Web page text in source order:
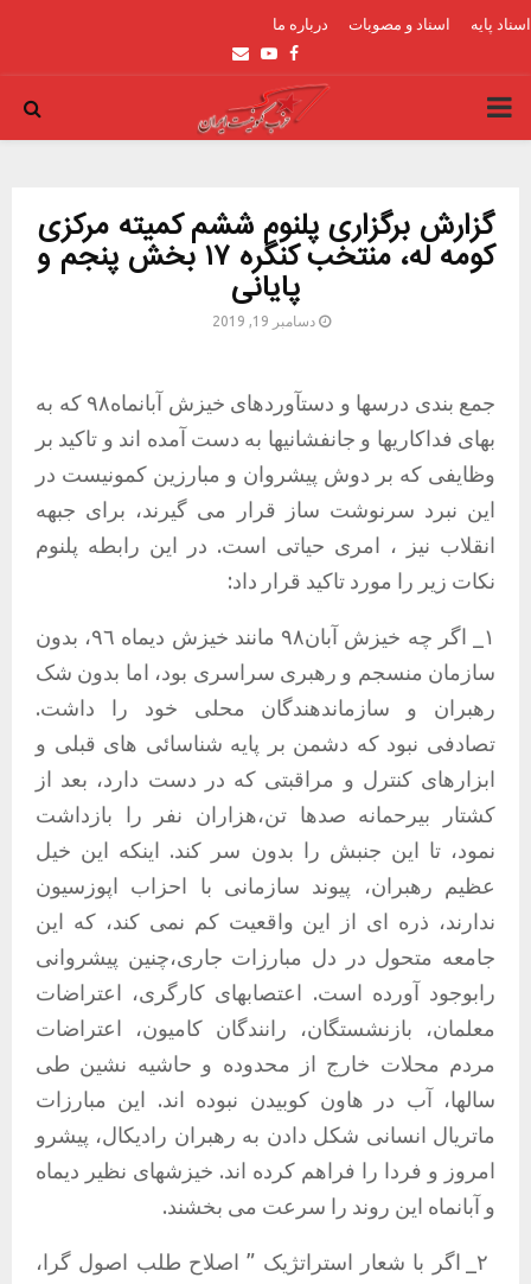
اسناد پایه اسناد و مصوبات درباره ما
Facebook
Youtube
Email
PRIMARY
گزارش برگزاری پلنوم ششم کمیته مرکزی
کومه له، منتخب کنگره ١٧ بخش پنجم و
پایانی
دسامبر 19, 2019
جمع بندی درسها و دستآوردهای خیزش آبانماه٩٨ که به
بهای فداکاریها و جانفشانیها به دست آمده اند و تاکید بر
وظایفی که بر دوش پیشروان و مبارزین کمونیست در
این نبرد سرنوشت ساز قرار می گیرند، برای جبهه
انقلاب نیز ، امری حیاتی است. در این رابطه پلنوم
نکات زیر را مورد تاکید قرار داد:
١_ اگر چه خیزش آبان٩٨ مانند خیزش دیماه ٩٦، بدون
سازمان منسجم و رهبری سراسری بود، اما بدون شک
رهبران و سازماندهندگان محلی خود را داشت.
تصادفی نبود که دشمن بر پایه شناسائی های قبلی و
ابزارهای کنترل و مراقبتی که در دست دارد، بعد از
کشتار بیرحمانە صدها تن،هزاران نفر را بازداشت
نمود، تا این جنبش را بدون سر کند. اینکه این خیل
عظیم رهبران، پیوند سازمانی با احزاب اپوزسیون
ندارند، ذره ای از این واقعیت کم نمی کند، که این
جامعه متحول در دل مبارزات جاری،چنین پیشروانی
رابوجود آورده است. اعتصابهای کارگری، اعتراضات
معلمان، بازنشستگان، رانندگان کامیون، اعتراضات
مردم محلات خارج از محدوده و حاشیه نشین طی
سالها، آب در هاون کوبیدن نبوده اند. این مبارزات
ماتریال انسانی شکل دادن به رهبران رادیکال، پیشرو
امروز و فردا را فراهم کرده اند. خیزشهای نظیر دیماه
و آبانماه این روند را سرعت می بخشند.
٢_ اگر با شعار استراتژیک ” اصلاح طلب اصول گرا،